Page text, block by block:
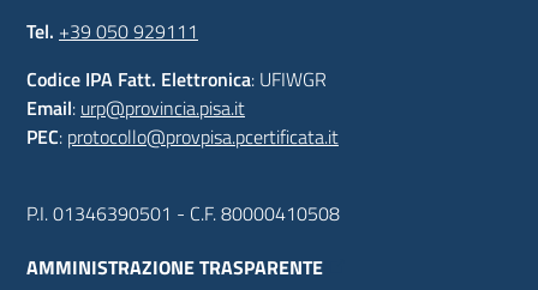
Tel. +39 050 929111
Codice IPA Fatt. Elettronica: UFIWGR
Email: urp@provincia.pisa.it
PEC: protocollo@provpisa.pcertificata.it
P.I. 01346390501 - C.F. 80000410508
AMMINISTRAZIONE TRASPARENTE